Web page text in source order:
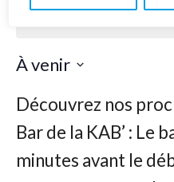
À venir
une
date.